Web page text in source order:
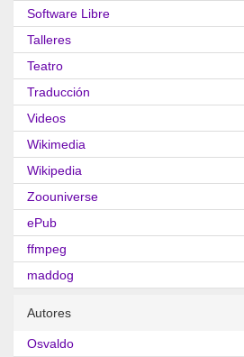
Software Libre
Talleres
Teatro
Traducción
Videos
Wikimedia
Wikipedia
Zoouniverse
ePub
ffmpeg
maddog
Autores
Osvaldo